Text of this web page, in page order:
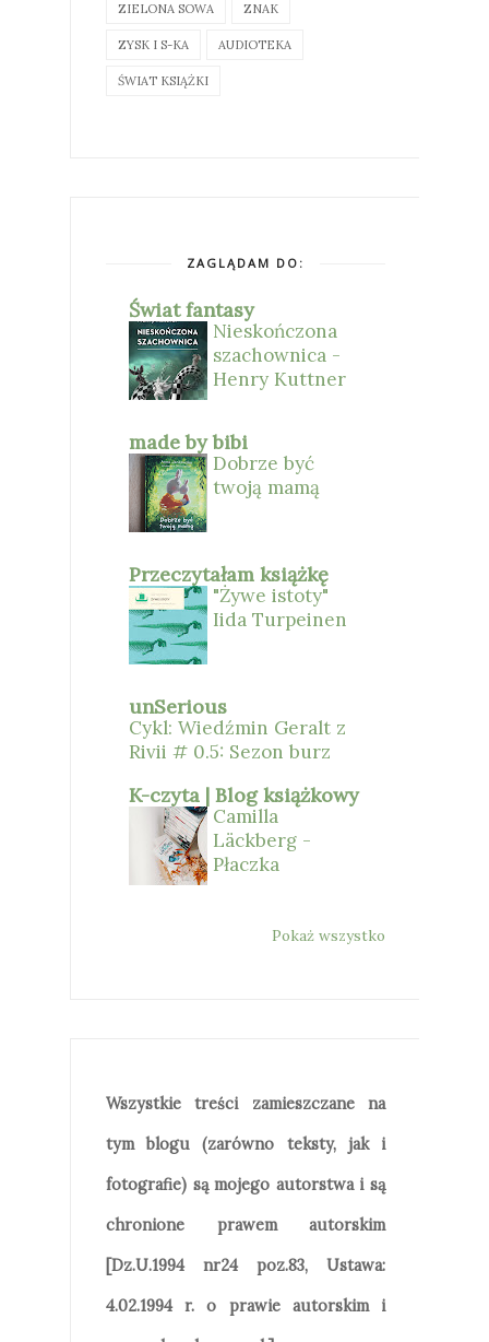
ZIELONA SOWA ZNAK
ZYSK I S-KA AUDIOTEKA
ŚWIAT KSIĄŻKI
ZAGLĄDAM DO:
Świat fantasy
Nieskończona
szachownica -
Henry Kuttner
made by bibi
Dobrze być
twoją mamą
Przeczytałam książkę
"Żywe istoty"
Iida Turpeinen
unSerious
Cykl: Wiedźmin Geralt z
Rivii # 0.5: Sezon burz
K-czyta | Blog książkowy
Camilla
Läckberg -
Płaczka
Pokaż wszystko
Wszystkie treści zamieszczane na
tym blogu (zarówno teksty, jak i
fotografie) są mojego autorstwa i są
chronione prawem autorskim
[Dz.U.1994 nr24 poz.83, Ustawa:
4.02.1994 r. o prawie autorskim i